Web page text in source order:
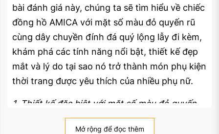
bài đánh giá này, chúng ta sẽ tìm hiểu về chiếc
đồng hồ AMICA với mặt số màu đỏ quyến rũ
cùng dây chuyền đính đá quý lộng lẫy đi kèm,
khám phá các tính năng nổi bật, thiết kế đẹp
mắt và lý do tại sao nó trở thành món phụ kiện
thời trang được yêu thích của nhiều phụ nữ.
1. Thiết kế đặc biệt với mặt số màu đỏ quyến
Mở rộng để đọc thêm